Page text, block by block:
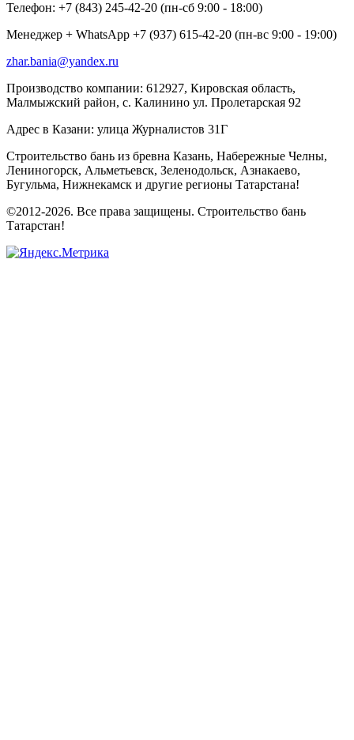
Телефон: +7 (843) 245-42-20 (пн-сб 9:00 - 18:00)
Менеджер + WhatsApp +7 (937) 615-42-20 (пн-вс 9:00 - 19:00)
zhar.bania@yandex.ru
Производство компании: 612927, Кировская область,
Малмыжский район, с. Калинино ул. Пролетарская 92
Адрес в Казани: улица Журналистов 31Г
Строительство бань из бревна Казань, Набережные Челны,
Лениногорск, Альметьевск, Зеленодольск, Азнакаево,
Бугульма, Нижнекамск и другие регионы Татарстана!
©2012-2026. Все права защищены. Строительство бань
Татарстан!